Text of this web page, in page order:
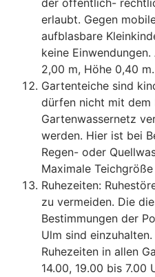
der öffentlich-
erlaubt. Gegen
aufblasbare
keine
2,00 m, Höhe 0,40 m.
Gartenteiche sind
dürfen nicht mit dem
Gartenwassernetz
werden. Hier ist bei
Regen- oder
Maximale Teichgröße
Ruhezeiten:
zu vermeiden. Die
Bestimmungen der
Ulm sind
Ruhezeiten in allen
14.00, 19.00 bis 7.00